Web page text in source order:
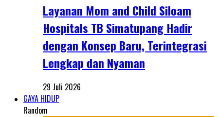
Layanan Mom and Child Siloam
Hospitals TB Simatupang Hadir
dengan Konsep Baru, Terintegrasi
Lengkap dan Nyaman
29 Juli 2026
GAYA HIDUP
Random